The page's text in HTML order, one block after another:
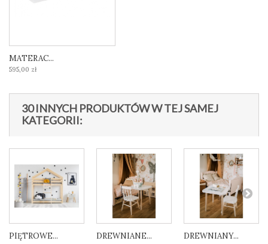
MATERAC...
595,00 zł
30 INNYCH PRODUKTÓW W TEJ SAMEJ
KATEGORII:
PIĘTROWE... DREWNIANE... DREWNIANY...